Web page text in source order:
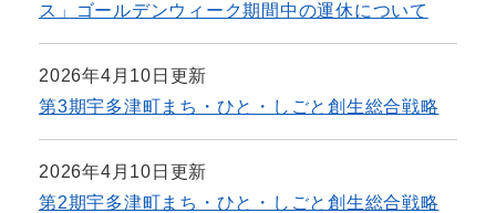
ス」ゴールデンウィーク期間中の運休について
2026年4月10日更新
第3期宇多津町まち・ひと・しごと創生総合戦略
2026年4月10日更新
第2期宇多津町まち・ひと・しごと創生総合戦略